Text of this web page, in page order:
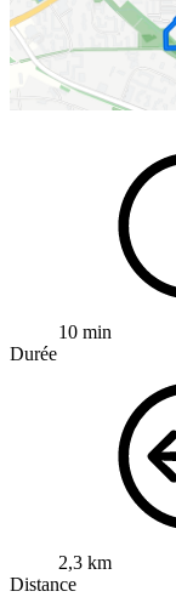
10 min
Durée
2,3 km
Distance